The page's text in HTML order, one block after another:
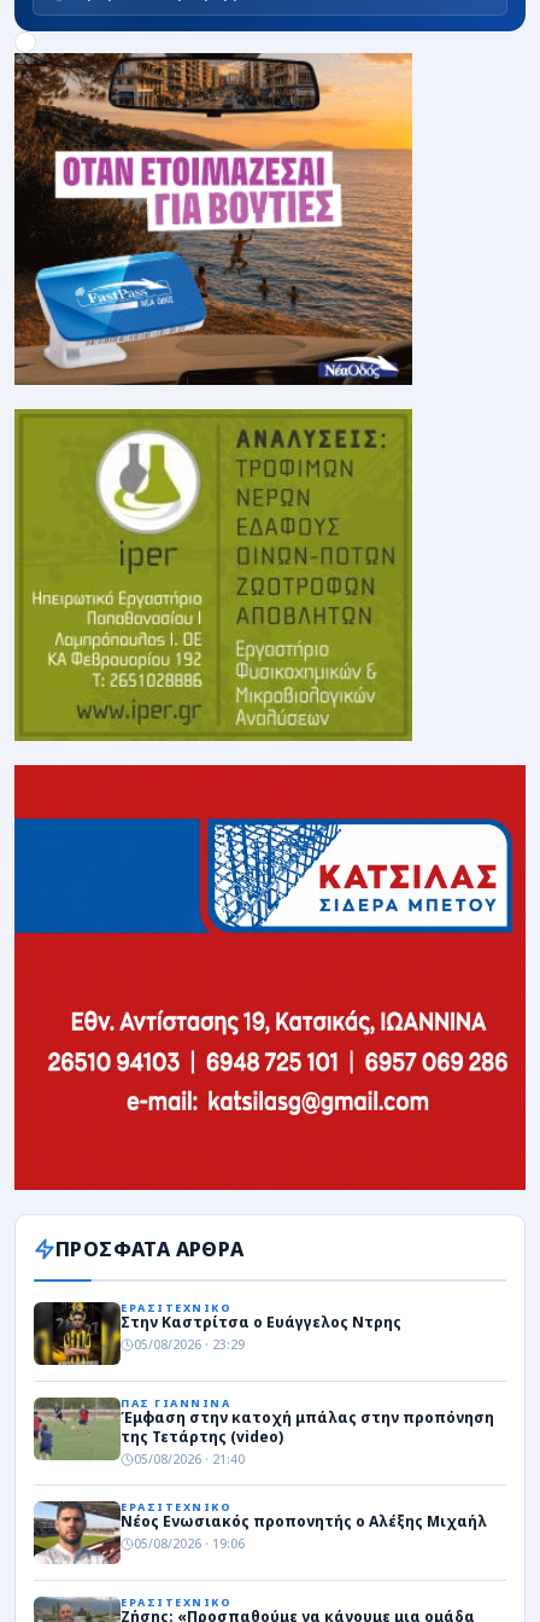
ΠΡΟΣΦΑΤΑ ΑΡΘΡΑ
ΕΡΑΣΙΤΕΧΝΙΚΟ
Στην Καστρίτσα ο Ευάγγελος Ντρης
05/08/2026 · 23:29
ΠΑΣ ΓΙΑΝΝΙΝΑ
Έμφαση στην κατοχή μπάλας στην προπόνηση
της Τετάρτης (video)
05/08/2026 · 21:40
ΕΡΑΣΙΤΕΧΝΙΚΟ
Νέος Ενωσιακός προπονητής ο Αλέξης Μιχαήλ
05/08/2026 · 19:06
ΕΡΑΣΙΤΕΧΝΙΚΟ
Ζήσης: «Προσπαθούμε να κάνουμε μια ομάδα